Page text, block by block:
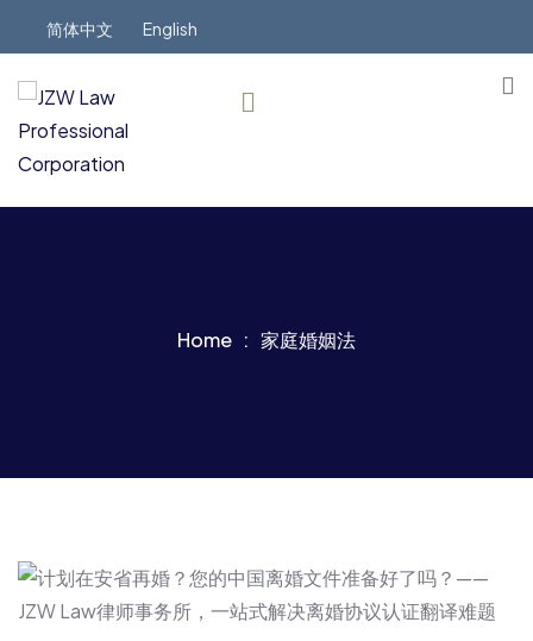
简体中文 English
Home 家庭婚姻法